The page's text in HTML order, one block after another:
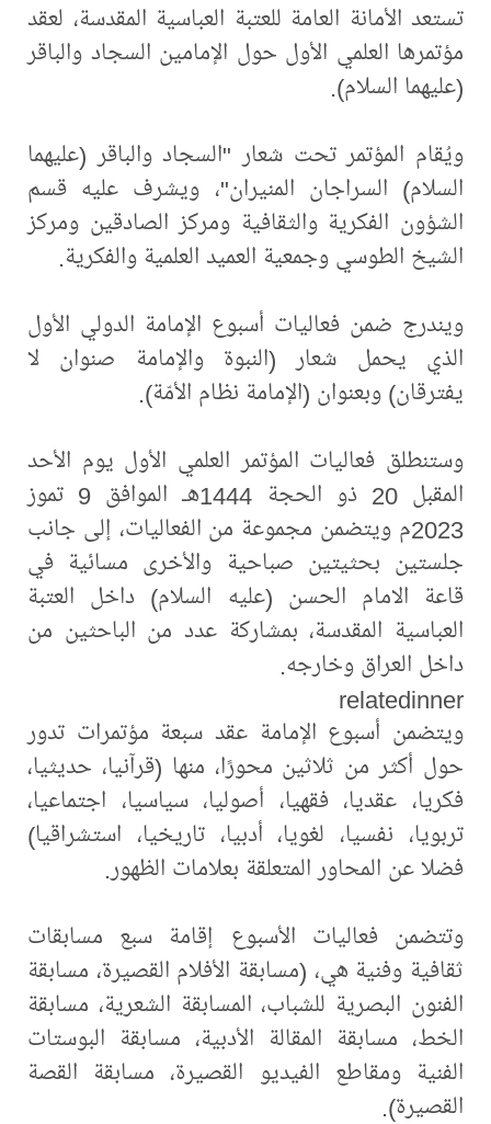
تستعد الأمانة العامة للعتبة العباسية المقدسة، لعقد
مؤتمرها العلمي الأول حول الإمامين السجاد والباقر
(عليهما السلام).
ويُقام المؤتمر تحت شعار "السجاد والباقر (عليهما
السلام) السراجان المنيران"، ويشرف عليه قسم
الشؤون الفكرية والثقافية ومركز الصادقين ومركز
الشيخ الطوسي وجمعية العميد العلمية والفكرية.
ويندرج ضمن فعاليات أسبوع الإمامة الدولي الأول
الذي يحمل شعار (النبوة والإمامة صنوان لا
يفترقان) وبعنوان (الإمامة نظام الأمّة).
وستنطلق فعاليات المؤتمر العلمي الأول يوم الأحد
المقبل 20 ذو الحجة 1444هـ الموافق 9 تموز
2023م ويتضمن مجموعة من الفعاليات، إلى جانب
جلستين بحثيتين صباحية والأخرى مسائية في
قاعة الامام الحسن (عليه السلام) داخل العتبة
العباسية المقدسة، بمشاركة عدد من الباحثين من
داخل العراق وخارجه.
relatedinner
ويتضمن أسبوع الإمامة عقد سبعة مؤتمرات تدور
حول أكثر من ثلاثين محورًا، منها (قرآنيا، حديثيا،
فكريا، عقديا، فقهيا، أصوليا، سياسيا، اجتماعيا،
تربويا، نفسيا، لغويا، أدبيا، تاريخيا، استشراقيا)
فضلا عن المحاور المتعلقة بعلامات الظهور.
وتتضمن فعاليات الأسبوع إقامة سبع مسابقات
ثقافية وفنية هي، (مسابقة الأفلام القصيرة، مسابقة
الفنون البصرية للشباب، المسابقة الشعرية، مسابقة
الخط، مسابقة المقالة الأدبية، مسابقة البوستات
الفنية ومقاطع الفيديو القصيرة، مسابقة القصة
القصيرة).